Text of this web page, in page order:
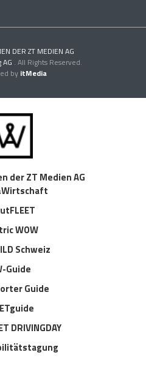
DER ZT MEDIEN AG
. All Rights Reserved.
by itMedia
der ZT Medien AG
WOW
Schweiz
Guide
Guide
DRIVINGDAY